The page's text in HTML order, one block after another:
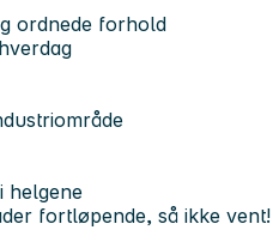
ordnede forhold
helgene
fortløpende, så ikke vent!